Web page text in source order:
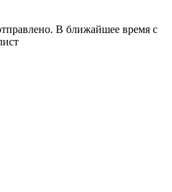
В ближайшее время с